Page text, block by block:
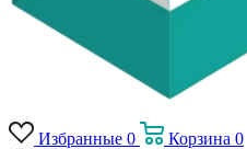
Избранные 0 Корзина 0